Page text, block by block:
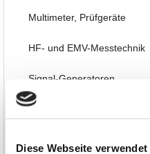
Diese Webseite
Multimeter, Prüfgeräte
HF- und EMV-Messtechnik
Signal-Generatoren
Labornetzteile, Power